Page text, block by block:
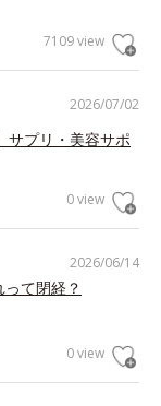
7109 view
2026/07/02
サプリ・美容サポ
0 view
2026/06/14
て閉経？
0 view